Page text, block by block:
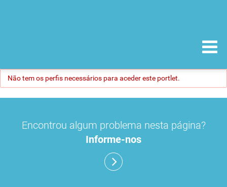
Não tem os perfis necessários para aceder este portlet.
Encontrou algum problema nesta página?
Informe-nos